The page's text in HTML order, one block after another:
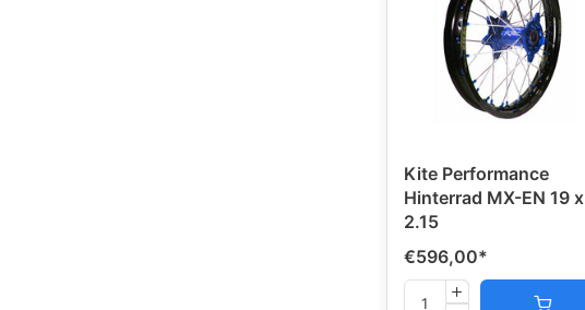
Kite Performance
Hinterrad MX-EN 19 x
2.15
€596,00*